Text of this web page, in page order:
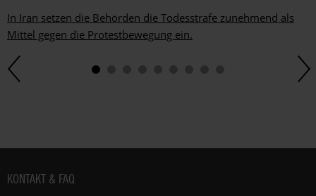
In Iran setzen die Behörden die Todesstrafe zunehmend als
Mittel gegen die Protestbewegung ein.
Fußbereich
KONTAKT & FAQ